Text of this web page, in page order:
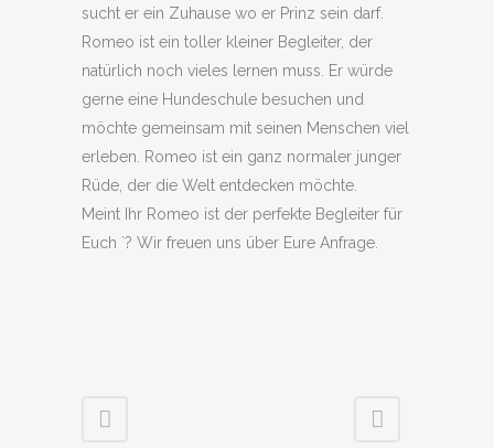
sucht er ein Zuhause wo er Prinz sein darf.
Romeo ist ein toller kleiner Begleiter, der
natürlich noch vieles lernen muss. Er würde
gerne eine Hundeschule besuchen und
möchte gemeinsam mit seinen Menschen viel
erleben. Romeo ist ein ganz normaler junger
Rüde, der die Welt entdecken möchte.
Meint Ihr Romeo ist der perfekte Begleiter für
Euch `? Wir freuen uns über Eure Anfrage.